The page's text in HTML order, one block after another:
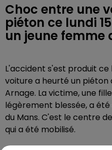
Choc entre une
piéton ce lundi
un jeune femme
L'accident s'est produit ce
voiture a heurté un piéton
Arnage. La victime, une
légèrement blessée, a
du Mans. C'est le centre
qui a été mobilisé.